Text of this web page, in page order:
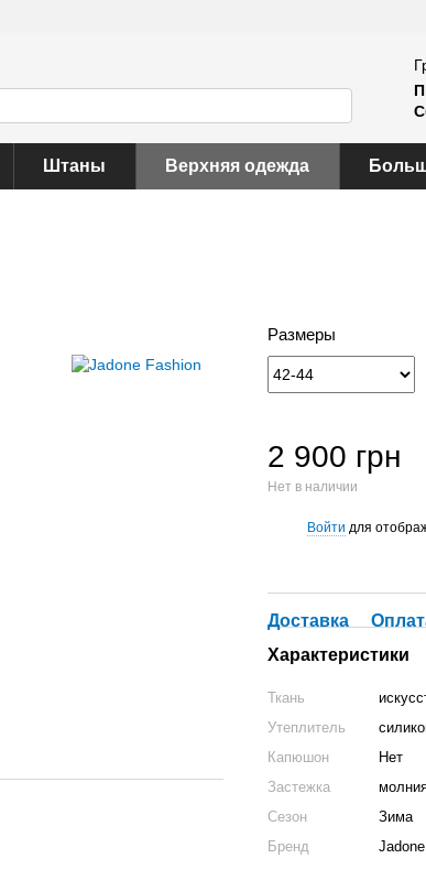
Штаны Верхняя одежда
Размеры
2 900 грн
Нет в наличии
Войти для
Доставка
Характеристики
Ткань
Утеплитель
Капюшон
Нет
Застежка
Сезон
Зима
Бренд